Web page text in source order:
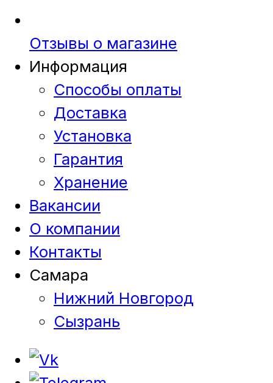
Отзывы о магазине
Информация
Способы оплаты
Доставка
Установка
Гарантия
Хранение
Вакансии
О компании
Контакты
Самара
Нижний Новгород
Сызрань